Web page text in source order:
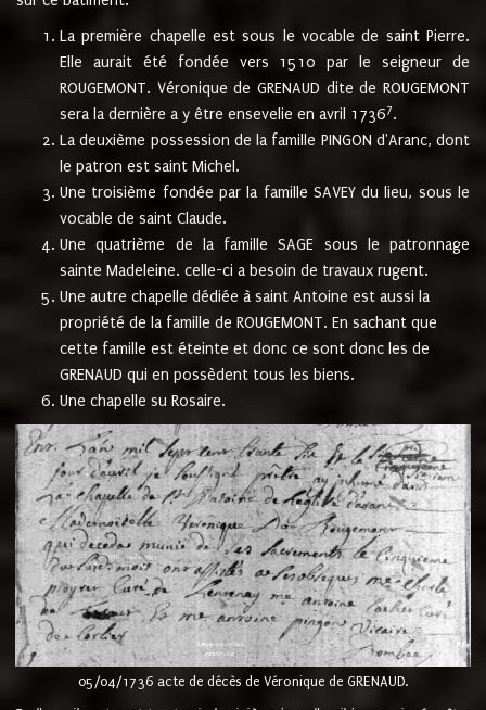
La première chapelle est sous le vocable de saint Pierre.
Elle aurait été fondée vers 1510 par le seigneur de
ROUGEMONT. Véronique de GRENAUD dite de ROUGEMONT
sera la dernière a y être ensevelie en avril 17367.
La deuxième possession de la famille PINGON d'Aranc, dont
le patron est saint Michel.
Une troisième fondée par la famille SAVEY du lieu, sous le
vocable de saint Claude.
Une quatrième de la famille SAGE sous le patronnage
sainte Madeleine. celle-ci a besoin de travaux rugent.
Une autre chapelle dédiée à saint Antoine est aussi la
propriété de la famille de ROUGEMONT. En sachant que
cette famille est éteinte et donc ce sont donc les de
GRENAUD qui en possèdent tous les biens.
Une chapelle su Rosaire.
05/04/1736 acte de décès de Véronique de GRENAUD.